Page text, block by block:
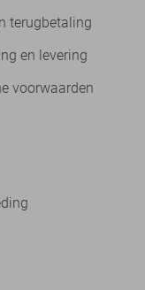
terugbetaling
en levering
voorwaarden